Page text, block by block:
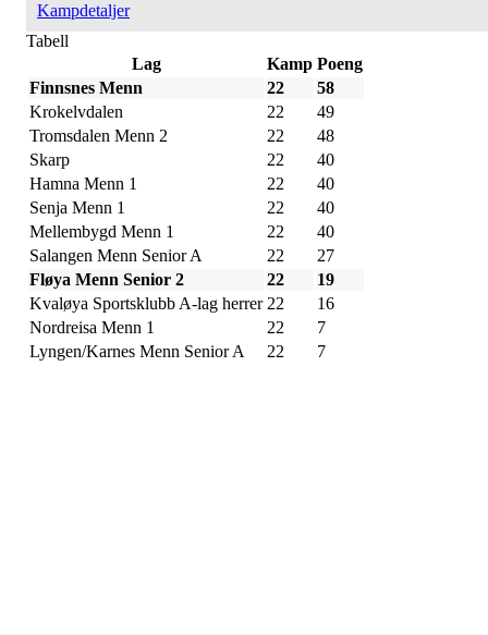
Kampdetaljer
Tabell
Lag
Kamp Poeng
Finnsnes Menn
22
58
Krokelvdalen
22
49
Tromsdalen Menn 2
22
48
Skarp
22
40
Hamna Menn 1
22
40
Senja Menn 1
22
40
Mellembygd Menn 1
22
40
Salangen Menn Senior A
22
27
Fløya Menn Senior 2
22
19
Kvaløya Sportsklubb A-lag herrer 22
16
Nordreisa Menn 1
22
7
Lyngen/Karnes Menn Senior A
22 7